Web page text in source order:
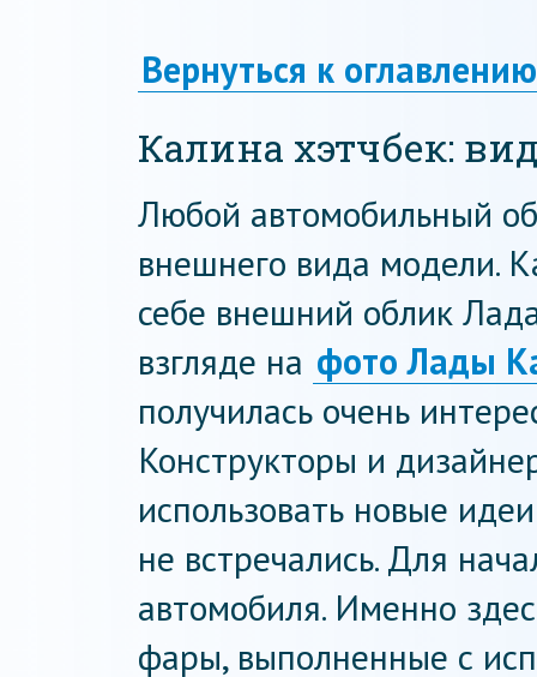
Вернуться к оглавлению
Калина хэтчбек:
Любой автомобильный
внешнего вида модели.
себе внешний облик
взгляде на фото Лады
получилась очень
Конструкторы и
использовать новые
не встречались. Для
автомобиля. Именно
фары, выполненные с